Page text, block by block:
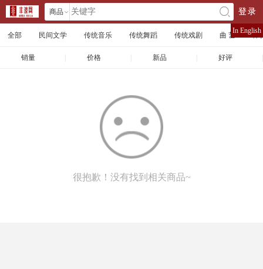
商品 󰄘 登录
全部 民间文学 传统音乐 传统舞蹈 传统戏剧 曲 艺 体
销量 价格 新品 好评
很抱歉！没有找到相关商品~
In English